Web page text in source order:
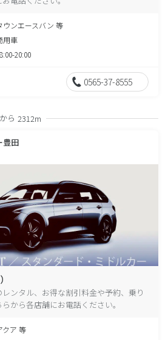
ウンエースバン 等
用車
20:00
0565-37-8555
ら 2312m
豊田
ンタル、お得な割引料金や予約、乗り
から各店舗にお電話ください。
クア 等